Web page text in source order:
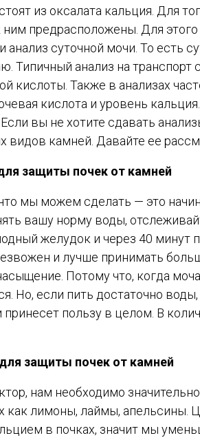
из оксалата кальция. Для
ним предрасположены. Для
анализ суточной мочи. То
Типичный анализ на
кислоты. Также в анализах
кислота и уровень
вы не хотите сдавать
видов камней. Давайте ее
защиты почек от камней
мы можем сделать — это
вашу норму воды,
желудок и через 40
и лучше принимать
Потому что, когда
Но, если пить достаточно
принесет пользу в целом. В
защиты почек от камней
нам необходимо
как лимоны, лаймы, апельсины.
в почках, значит мы